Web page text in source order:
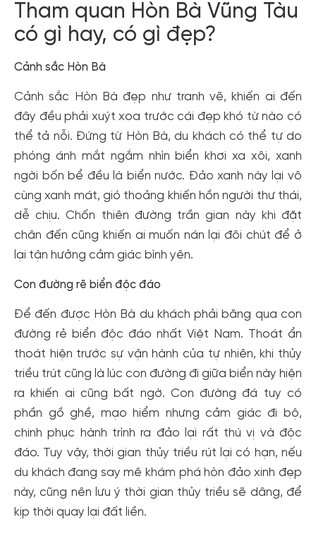
Tham quan Hòn Bà Vũng Tàu
có gì hay, có gì đẹp?
Cảnh sắc Hòn Bà
Cảnh sắc Hòn Bà đẹp như tranh vẽ, khiến ai đến
đây đều phải xuýt xoa trước cái đẹp khó từ nào có
thể tả nỗi. Đứng từ Hòn Bà, du khách có thể tự do
phóng ánh mắt ngắm nhìn biển khơi xa xôi, xanh
ngời bốn bể đều là biển nước. Đảo xanh này lại vô
cùng xanh mát, gió thoảng khiến hồn người thư thái,
dễ chịu. Chốn thiên đường trần gian này khi đặt
chân đến cũng khiến ai muốn nán lại đôi chút để ở
lại tận hưởng cảm giác bình yên.
Con đường rẽ biển độc đáo
Để đến được Hòn Bà du khách phải băng qua con
đường rẻ biển độc đáo nhất Việt Nam. Thoát ẩn
thoát hiện trước sự vận hành của tự nhiên, khi thủy
triều trút cũng là lúc con đường đi giữa biển này hiện
ra khiến ai cũng bất ngờ. Con đường đá tuy có
phần gồ ghề, mạo hiểm nhưng cảm giác đi bộ,
chinh phục hành trình ra đảo lại rất thú vị và độc
đáo. Tuy vậy, thời gian thủy triều rút lại có hạn, nếu
du khách đang say mê khám phá hòn đảo xinh đẹp
này, cũng nên lưu ý thời gian thủy triều sẽ dâng, để
kịp thời quay lại đất liền.